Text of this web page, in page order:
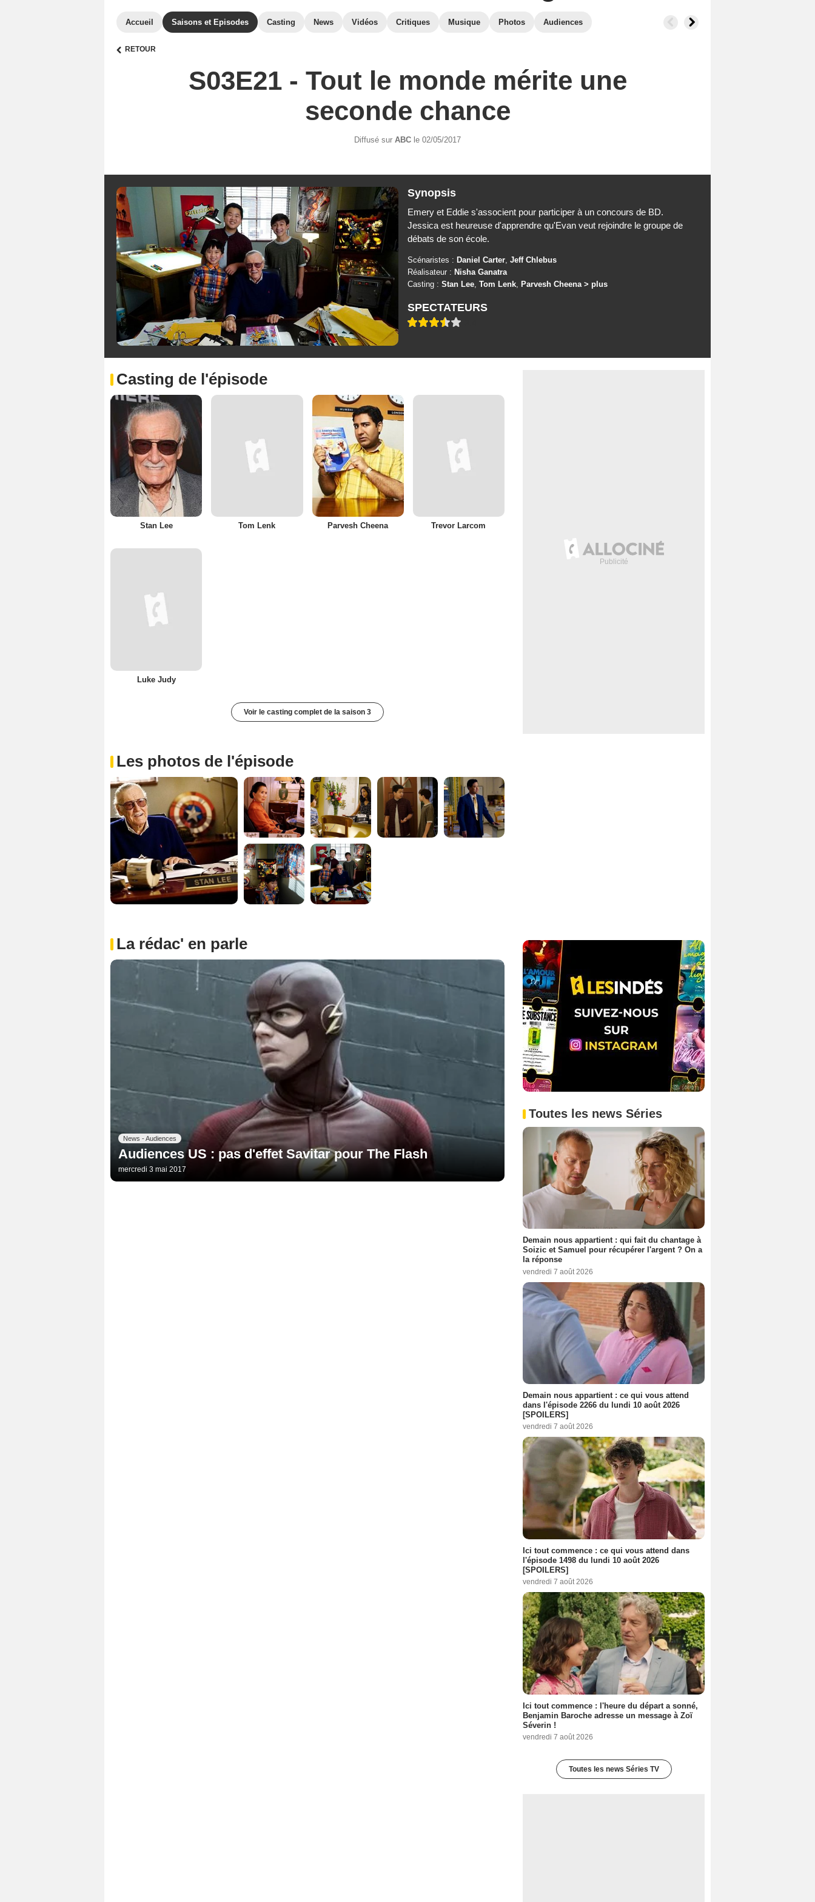
Accueil Saisons et Episodes Casting News Vidéos Critiques Musique Photos Audiences
RETOUR
S03E21 - Tout le monde mérite une
seconde chance
Diffusé sur ABC le 02/05/2017
Synopsis
Emery et Eddie s'associent pour participer à un concours de BD.
Jessica est heureuse d'apprendre qu'Evan veut rejoindre le groupe de
débats de son école.
Scénaristes : Daniel Carter Jeff Chlebus
Réalisateur : Nisha Ganatra
Casting : Stan Lee Tom Lenk Parvesh Cheena > plus
SPECTATEURS
Casting de l'épisode
Stan Lee Tom Lenk Parvesh Cheena Trevor Larcom
Luke Judy
Voir le casting complet de la saison 3
Les photos de l'épisode
La rédac' en parle
News - Audiences
Audiences US : pas d'effet Savitar pour The Flash
mercredi 3 mai 2017
Toutes les news Séries
Demain nous appartient : qui fait du chantage à
Soizic et Samuel pour récupérer l'argent ? On a
la réponse
vendredi 7 août 2026
Demain nous appartient : ce qui vous attend
dans l'épisode 2266 du lundi 10 août 2026
[SPOILERS]
vendredi 7 août 2026
Ici tout commence : ce qui vous attend dans
l'épisode 1498 du lundi 10 août 2026
[SPOILERS]
vendredi 7 août 2026
Ici tout commence : l'heure du départ a sonné,
Benjamin Baroche adresse un message à Zoï
Séverin !
vendredi 7 août 2026
Toutes les news Séries TV